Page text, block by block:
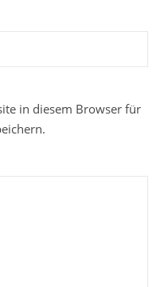
in diesem Browser für